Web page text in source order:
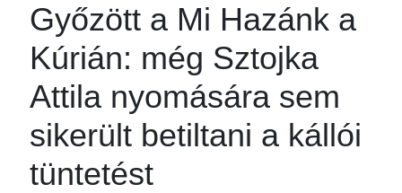
Győzött a Mi Hazánk a
Kúrián: még Sztojka
Attila nyomására sem
sikerült betiltani a kállói
tüntetést